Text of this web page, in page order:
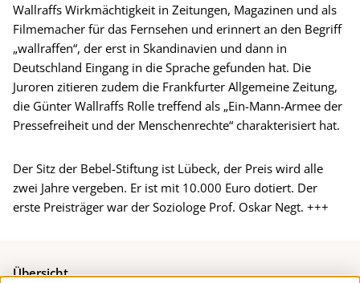
Wallraffs Wirkmächtigkeit in Zeitungen, Magazinen und als
Filmemacher für das Fernsehen und erinnert an den Begriff
„wallraffen“, der erst in Skandinavien und dann in
Deutschland Eingang in die Sprache gefunden hat. Die
Juroren zitieren zudem die Frankfurter Allgemeine Zeitung,
die Günter Wallraffs Rolle treffend als „Ein-Mann-Armee der
Pressefreiheit und der Menschenrechte“ charakterisiert hat.
Der Sitz der Bebel-Stiftung ist Lübeck, der Preis wird alle
zwei Jahre vergeben. Er ist mit 10.000 Euro dotiert. Der
erste Preisträger war der Soziologe Prof. Oskar Negt. +++
Übersicht